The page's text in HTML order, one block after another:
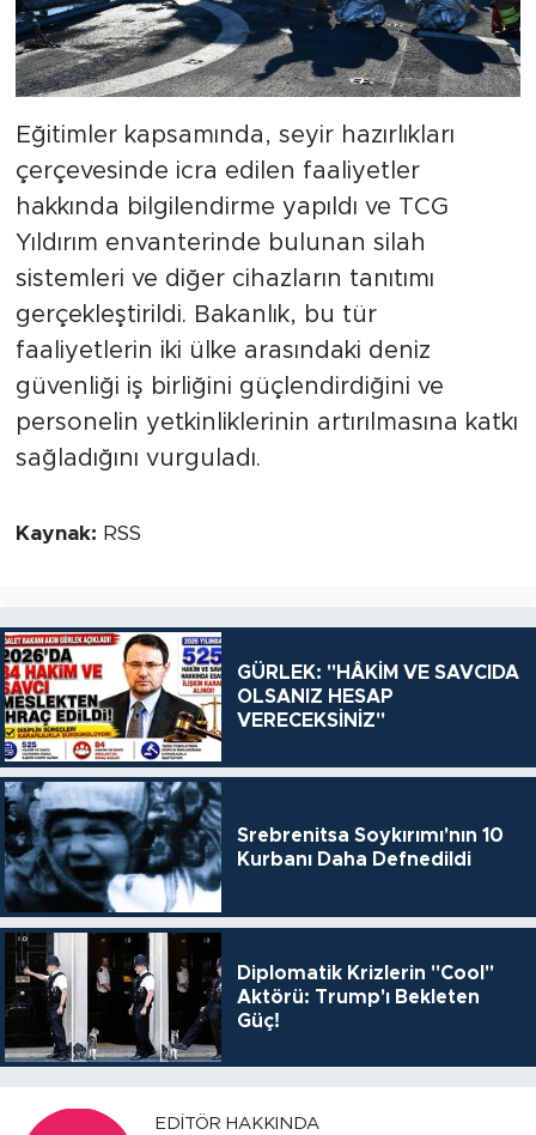
Eğitimler kapsamında, seyir hazırlıkları
çerçevesinde icra edilen faaliyetler
hakkında bilgilendirme yapıldı ve TCG
Yıldırım envanterinde bulunan silah
sistemleri ve diğer cihazların tanıtımı
gerçekleştirildi. Bakanlık, bu tür
faaliyetlerin iki ülke arasındaki deniz
güvenliği iş birliğini güçlendirdiğini ve
personelin yetkinliklerinin artırılmasına katkı
sağladığını vurguladı.
Kaynak: RSS
GÜRLEK: "HÂKİM VE SAVCIDA
OLSANIZ HESAP
VERECEKSİNİZ"
Srebrenitsa Soykırımı'nın 10
Kurbanı Daha Defnedildi
Diplomatik Krizlerin "Cool"
Aktörü: Trump'ı Bekleten
Güç!
EDITÖR HAKKINDA